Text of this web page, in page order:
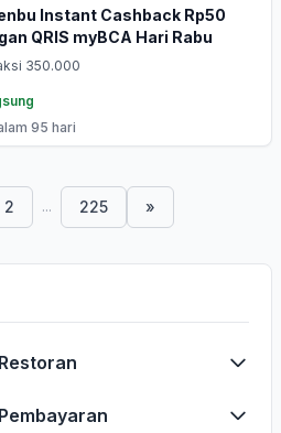
Instant Cashback Rp50
QRIS myBCA Hari Rabu
350.000
95 hari
2 ... 225 »